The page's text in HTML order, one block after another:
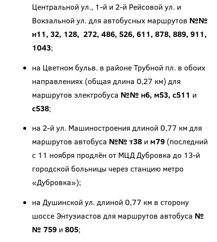
Центральной ул., 1-й и 2-й Рейсовой ул. и
Вокзальной ул. для автобусных маршрутов №№
н11, 32, 128, 272, 486, 526, 611, 878, 889, 911,
1043;
на Цветном бульв. в районе Трубной пл. в обоих
направлениях (общая длина 0,27 км) для
маршрутов электробуса №№ н6, м53, с511 и
с538;
на 2-й ул. Машиностроения длиной 0,77 км для
маршрутов автобуса №№ т38и м79(последний
с 11 ноября продлён от МЦД Дубровка до 13-й
городской больницы через станцию метро
«Дубровка»);
на Душинской ул. длиной 0,77 км в сторону
шоссе Энтузиастов для маршрутов автобуса №
№ 759и 805;